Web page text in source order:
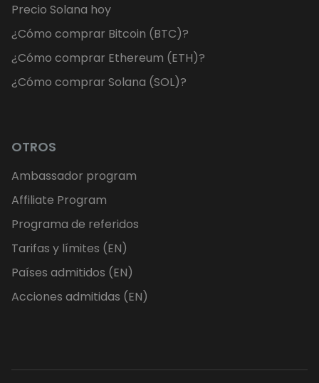
Precio Solana hoy
¿Cómo comprar Bitcoin (BTC)?
¿Cómo comprar Ethereum (ETH)?
¿Cómo comprar Solana (SOL)?
OTROS
Ambassador program
Affiliate Program
Programa de referidos
Tarifas y límites (EN)
Países admitidos (EN)
Acciones admitidas (EN)